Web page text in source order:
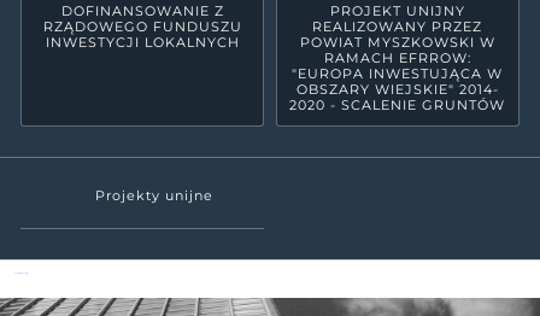
DOFINANSOWANIE Z
RZĄDOWEGO FUNDUSZU
INWESTYCJI LOKALNYCH
PROJEKT UNIJNY
REALIZOWANY PRZEZ
POWIAT MYSZKOWSKI W
RAMACH EFRROW:
"EUROPA INWESTUJĄCA W
OBSZARY WIEJSKIE" 2014-
2020 - SCALENIE GRUNTÓW
Projekty unijne